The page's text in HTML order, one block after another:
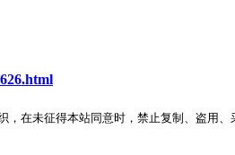
在未征得本站同意时，禁止复制、盗用